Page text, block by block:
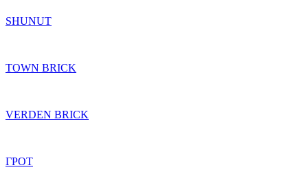
SHUNUT
TOWN BRICK
VERDEN BRICK
ГРОТ